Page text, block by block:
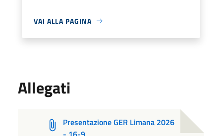
VAI ALLA PAGINA
Allegati
Presentazione GER Limana 2026